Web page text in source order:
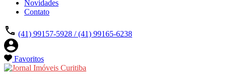
Novidades
Contato
(41) 99157-5928 / (41) 99165-6238
Favoritos